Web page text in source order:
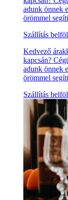
adunk önnek
örömmel
Szállítás
Kedvező
kapcsán?
adunk önnek
örömmel
Szállítás